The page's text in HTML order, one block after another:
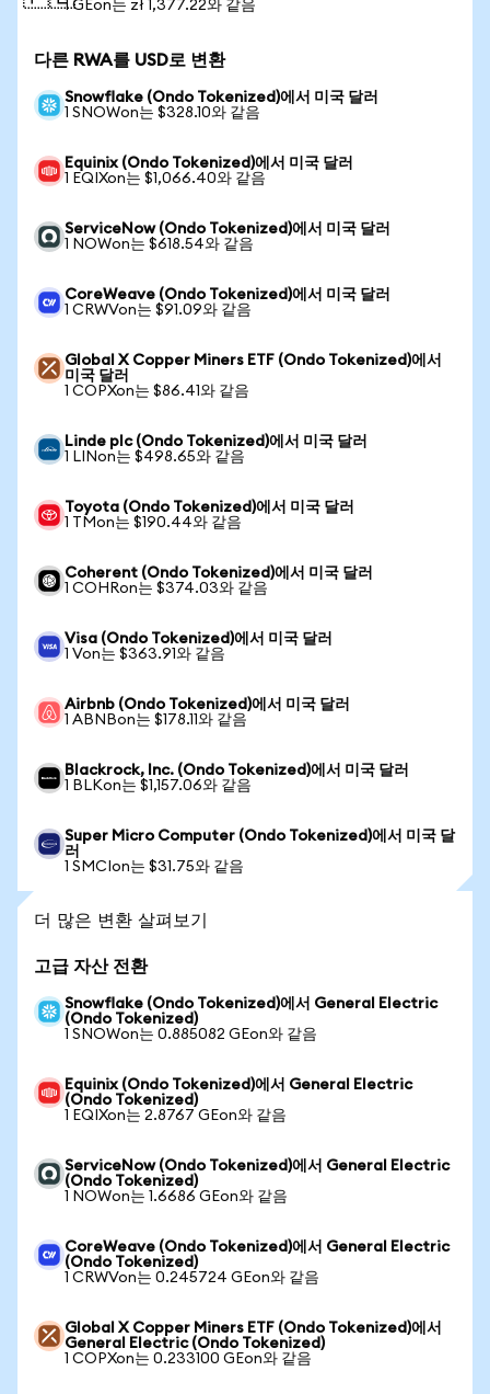
1 GEon는 zł 1,377.22와 같음
다른 RWA를 USD로 변환
Snowflake (Ondo Tokenized)에서 미국 달러
1 SNOWon는 $328.10와 같음
Equinix (Ondo Tokenized)에서 미국 달러
1 EQIXon는 $1,066.40와 같음
ServiceNow (Ondo Tokenized)에서 미국 달러
1 NOWon는 $618.54와 같음
CoreWeave (Ondo Tokenized)에서 미국 달러
1 CRWVon는 $91.09와 같음
Global X Copper Miners ETF (Ondo Tokenized)에서
미국 달러
1 COPXon는 $86.41와 같음
Linde plc (Ondo Tokenized)에서 미국 달러
1 LINon는 $498.65와 같음
Toyota (Ondo Tokenized)에서 미국 달러
1 TMon는 $190.44와 같음
Coherent (Ondo Tokenized)에서 미국 달러
1 COHRon는 $374.03와 같음
Visa (Ondo Tokenized)에서 미국 달러
1 Von는 $363.91와 같음
Airbnb (Ondo Tokenized)에서 미국 달러
1 ABNBon는 $178.11와 같음
Blackrock, Inc. (Ondo Tokenized)에서 미국 달러
1 BLKon는 $1,157.06와 같음
Super Micro Computer (Ondo Tokenized)에서 미국 달
러
1 SMCIon는 $31.75와 같음
더 많은 변환 살펴보기
고급 자산 전환
Snowflake (Ondo Tokenized)에서 General Electric
(Ondo Tokenized)
1 SNOWon는 0.885082 GEon와 같음
Equinix (Ondo Tokenized)에서 General Electric
(Ondo Tokenized)
1 EQIXon는 2.8767 GEon와 같음
ServiceNow (Ondo Tokenized)에서 General Electric
(Ondo Tokenized)
1 NOWon는 1.6686 GEon와 같음
CoreWeave (Ondo Tokenized)에서 General Electric
(Ondo Tokenized)
1 CRWVon는 0.245724 GEon와 같음
Global X Copper Miners ETF (Ondo Tokenized)에서
General Electric (Ondo Tokenized)
1 COPXon는 0.233100 GEon와 같음